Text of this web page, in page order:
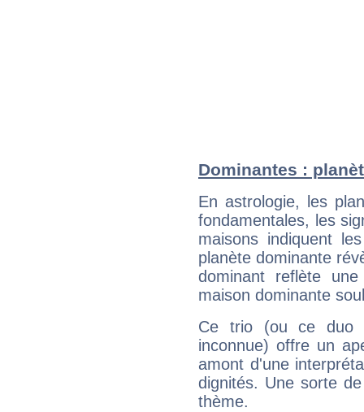
Dominantes :
En astrologie, les
fondamentales, les
maisons indiquent
planète dominante
dominant reflète
maison dominante
Ce trio (ou ce duo
inconnue) offre un
amont d'une
dignités. Une sorte
thème.